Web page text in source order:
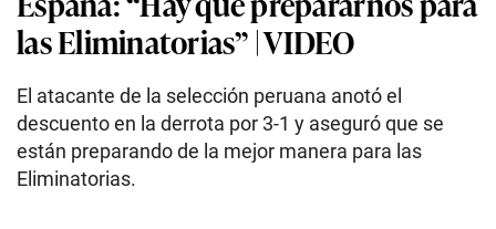
las Eliminatorias” | VIDEO
El atacante de la selección peruana anotó el
descuento en la derrota por 3-1 y aseguró que se
están preparando de la mejor manera para las
Eliminatorias.